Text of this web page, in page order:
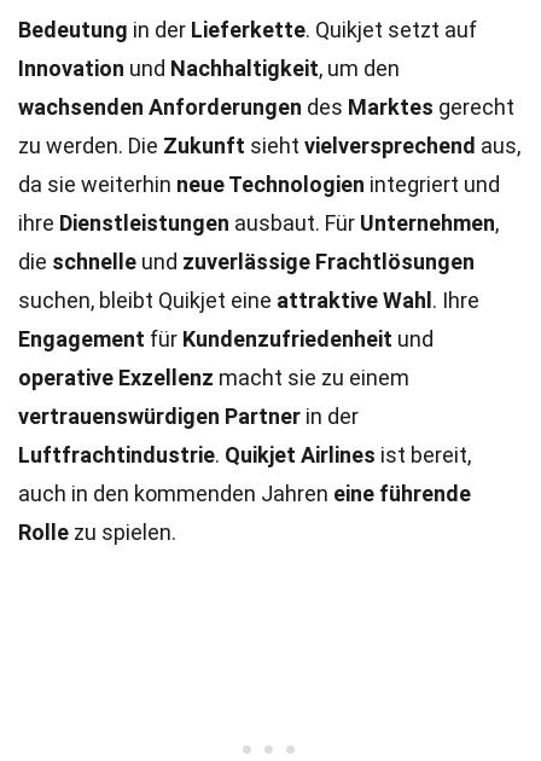
Bedeutung in der Lieferkette. Quikjet setzt auf
Innovation und Nachhaltigkeit, um den
wachsenden Anforderungen des Marktes gerecht
zu werden. Die Zukunft sieht vielversprechend aus,
da sie weiterhin neue Technologien integriert und
ihre Dienstleistungen ausbaut. Für Unternehmen,
die schnelle und zuverlässige Frachtlösungen
suchen, bleibt Quikjet eine attraktive Wahl . Ihre
Engagement für Kundenzufriedenheit und
operative Exzellenz macht sie zu einem
vertrauenswürdigen Partner in der
Luftfrachtindustrie. Quikjet Airlines ist bereit,
auch in den kommenden Jahren eine führende
Rolle zu spielen.